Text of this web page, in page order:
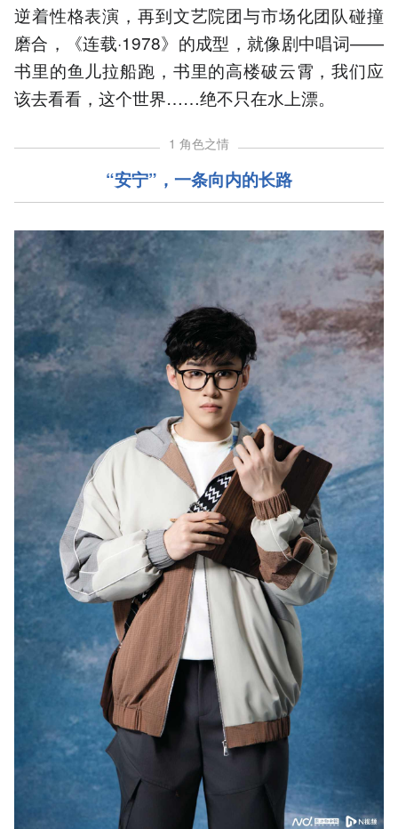
逆着性格表演，再到文艺院团与市场化团队碰撞
磨合，《连载·1978》的成型，就像剧中唱词——
书里的鱼儿拉船跑，书里的高楼破云霄，我们应
该去看看，这个世界……绝不只在水上漂。
1 角色之情
“安宁” ，一条向内的长路